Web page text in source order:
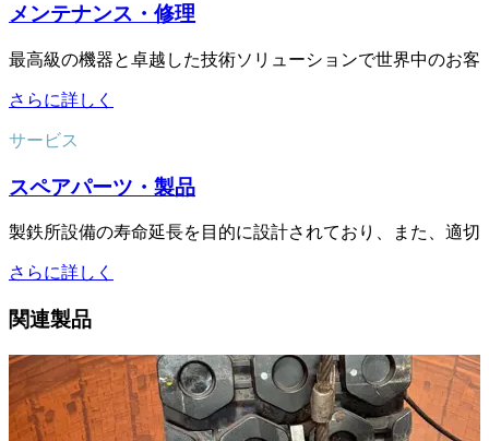
メンテナンス・修理
最高級の機器と卓越した技術ソリューションで世界中のお客
さらに詳しく
サービス
スペアパーツ・製品
製鉄所設備の寿命延長を目的に設計されており、また、適
さらに詳しく
関連製品